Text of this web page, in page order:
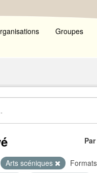
Groupes
Arts scéniques